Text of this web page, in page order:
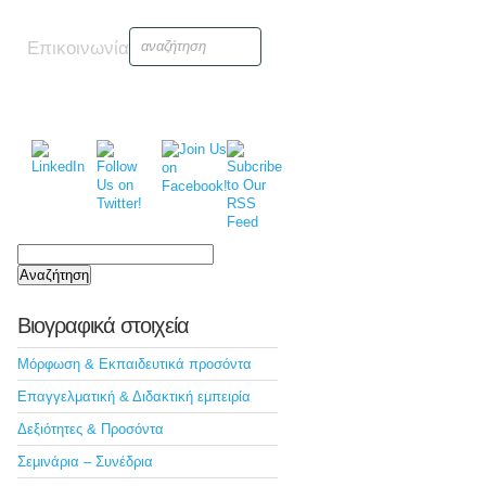
Επικοινωνία
για:
Βιογραφικά στοιχεία
Μόρφωση & Εκπαιδευτικά προσόντα
Επαγγελματική & Διδακτική εμπειρία
Δεξιότητες & Προσόντα
Σεμινάρια – Συνέδρια